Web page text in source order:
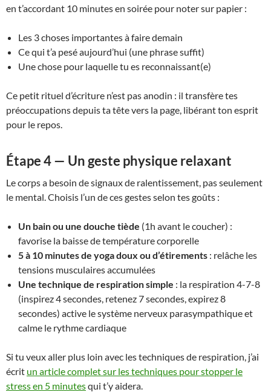
en t’accordant 10 minutes en soirée pour noter sur papier :
Les 3 choses importantes à faire demain
Ce qui t’a pesé aujourd’hui (une phrase suffit)
Une chose pour laquelle tu es reconnaissant(e)
Ce petit rituel d’écriture n’est pas anodin : il transfère tes
préoccupations depuis ta tête vers la page, libérant ton esprit
pour le repos.
Étape 4 — Un geste physique relaxant
Le corps a besoin de signaux de ralentissement, pas seulement
le mental. Choisis l’un de ces gestes selon tes goûts :
Un bain ou une douche tiède (1h avant le coucher) :
favorise la baisse de température corporelle
5 à 10 minutes de yoga doux ou d’étirements : relâche les
tensions musculaires accumulées
Une technique de respiration simple : la respiration 4-7-8
(inspirez 4 secondes, retenez 7 secondes, expirez 8
secondes) active le système nerveux parasympathique et
calme le rythme cardiaque
Si tu veux aller plus loin avec les techniques de respiration, j’ai
écrit un article complet sur les techniques pour stopper le
stress en 5 minutesqui t’y aidera.